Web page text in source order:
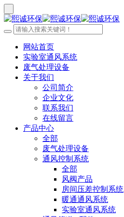
网站首页
实验室通风系统
废气处理设备
关于我们
公司简介
企业文化
联系我们
在线留言
产品中心
全部
废气处理设备
通风控制系统
全部
风阀产品
房间压差控制系统
暖通通风系统
实验室通风系统